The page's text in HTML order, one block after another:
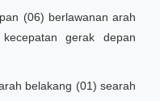
(06) berlawanan arah
gerak depan
belakang (01) searah